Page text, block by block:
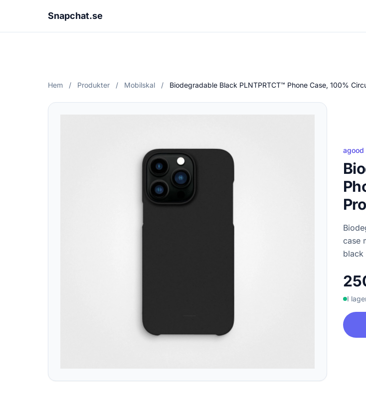
Snapchat.se
Hem / Produkter / Mobilskal / Biodegradable Black PLNTPRTCT™ Phone Case, 100%
agood
case
black
I